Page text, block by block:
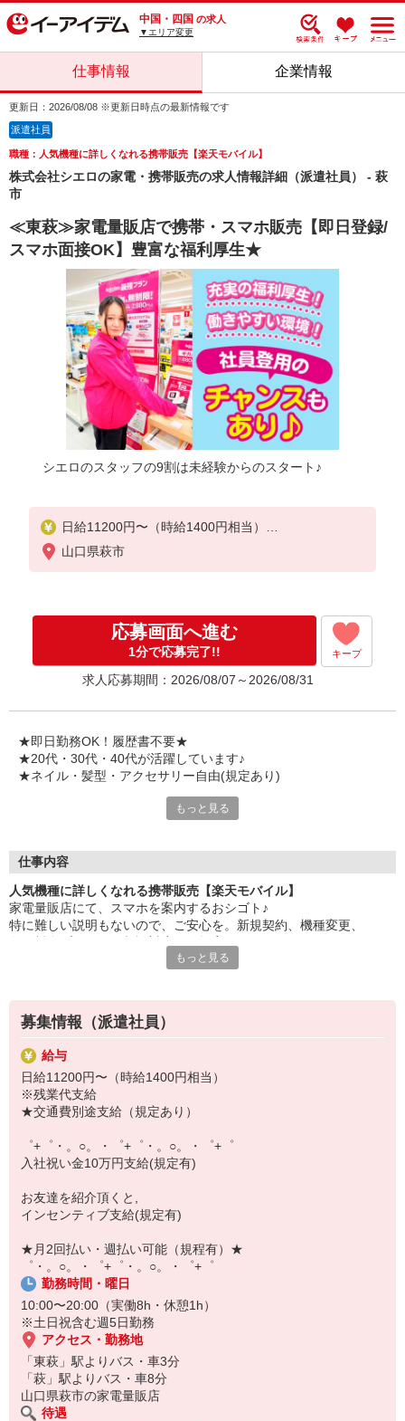
中国・四国 の求人
▼エリア変更
仕事情報 企業情報
更新日：2026/08/08 ※更新日時点の最新情報です
派遣社員
職種：人気機種に詳しくなれる携帯販売【楽天モバイル】
株式会社シエロの家電・携帯販売の求人情報詳細（派遣社員） - 萩
市
≪東萩≫家電量販店で携帯・スマホ販売【即日登録/
スマホ面接OK】豊富な福利厚生★
シエロのスタッフの9割は未経験からのスタート♪
日給11200円〜（時給1400円相当）
※残業代支給
★交通費別途支給（規定あり）
入社祝い金10万円支給(規定有)
お友達を紹介頂くと,
インセンティブ支給(規定有)
゜・。○。・゜+゜・。○。・゜+゜
山口県萩市
応募画面へ進む
1分で応募完了!! キープ
求人応募期間：2026/08/07～2026/08/31
★即日勤務OK！履歴書不要★
★20代・30代・40代が活躍しています♪
★ネイル・髪型・アクセサリー自由(規定あり)
シエロのスタッフは9割が未経験スタート。
ずっと先まで役に立ちます！
丁寧な研修もあるので、
みなさんから働きやすいと好評です♪
最新アプリ事情やお得なプラン、
スマホの裏ワザを学べるチャンス♪
￣￣￣￣￣￣￣￣￣￣￣
▼オフィスワーク
事務、経理、データ入力、コールセンター、受付
▼工場・製造・軽作業系
機械/食品製造・梱包・仕分け・加工・組立・検査
▼美容系
眉毛サロンのアイブロウ・ネイリスト・エステ
▼営業・販売
法人営業・アパレル販売・個別指導塾・人材紹介
▼人気案件も多数♪
短期・期間限定・オープニング・官公庁案件
上場/優良/大手企業など
【スマホ面接実施中】
￣￣￣￣￣￣￣￣￣
自宅に居ながらスマホでカンタン面接OK！
オンライン面談なのでスピード対応。
もっと見る
仕事内容
人気機種に詳しくなれる携帯販売【楽天モバイル】
家電量販店にて、スマホを案内するおシゴト♪
特に難しい説明もないので、ご安心を。新規契約、機種変更、
満足度◎
■携帯やインターネット販売業務
docomo(ドコモ)/au(エーユー)・KDDI/softbank(ソフトバンク)など
の大手キャリアから
ワイモバイル(Y!mobille)、楽天モバイル、UQなど格安スマホまで幅
広く紹介可能♪
もっと見る
募集情報（派遣社員）
給与
日給11200円〜（時給1400円相当）
※残業代支給
★交通費別途支給（規定あり）
゜+゜・。○。・゜+゜・。○。・゜+゜
入社祝い金10万円支給(規定有)
お友達を紹介頂くと,
インセンティブ支給(規定有)
★月2回払い・週払い可能（規程有）★
゜・。○。・゜+゜・。○。・゜+゜
勤務時間・曜日
10:00〜20:00（実働8h・休憩1h）
※土日祝含む週5日勤務
アクセス・勤務地
「東萩」駅よりバス・車3分
「萩」駅よりバス・車8分
山口県萩市の家電量販店
待遇